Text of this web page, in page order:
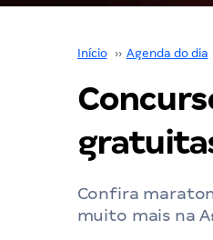
Início ›› Agenda do dia
Confira
muito mais na